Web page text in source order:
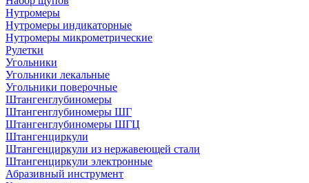
Нутромеры
Нутромеры индикаторные
Нутромеры микрометрические
Рулетки
Угольники
Угольники лекальные
Угольники поверочные
Штангенглубиномеры
Штангенглубиномеры ШГ
Штангенглубиномеры ШГЦ
Штангенциркули
Штангенциркули из нержавеющей стали
Штангенциркули электронные
Абразивный инструмент